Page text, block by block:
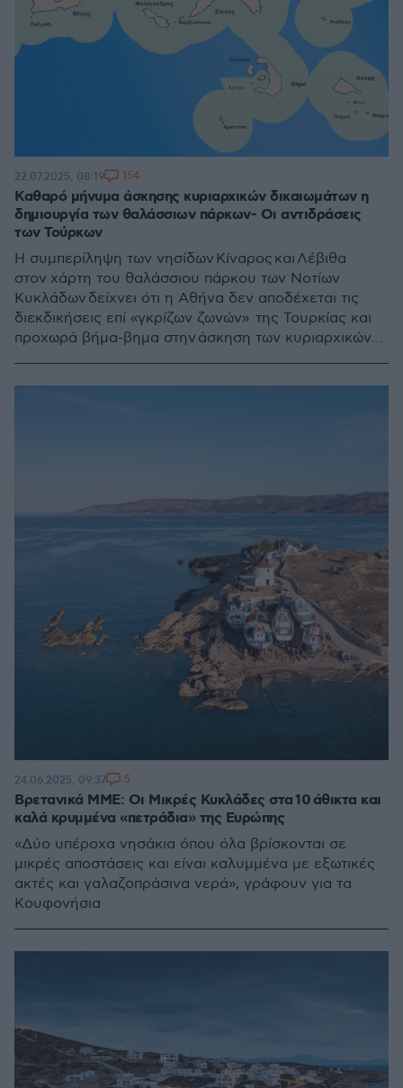
Καθαρό μήνυμα άσκησης κυριαρχικών δικαιωμάτων η
δημιουργία των θαλάσσιων πάρκων- Οι αντιδράσεις
των Τούρκων
Η συμπερίληψη των νησίδων Κίναρος και Λέβιθα
στον χάρτη του θαλάσσιου πάρκου των Νοτίων
Κυκλάδων δείχνει ότι η Αθήνα δεν αποδέχεται τις
διεκδικήσεις επί «γκρίζων ζωνών» της Τουρκίας και
προχωρά βήμα-βημα στην άσκηση των κυριαρχικών
22.07.2025, 08:19 154
Βρετανικά ΜΜΕ: Οι Μικρές Κυκλάδες στα 10 άθικτα και
καλά κρυμμένα «πετράδια» της Ευρώπης
«Δύο υπέροχα νησάκια όπου όλα βρίσκονται σε
μικρές αποστάσεις και είναι καλυμμένα με εξωτικές
ακτές και γαλαζοπράσινα νερά», γράφουν για τα
Κουφονήσια
24.06.2025, 09:37 5